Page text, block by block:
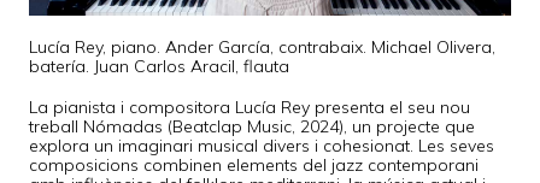
Lucía Rey, piano. Ander García, contrabaix. Michael Olivera,
batería. Juan Carlos Aracil, flauta
La pianista i compositora Lucía Rey presenta el seu nou
treball Nómadas (Beatclap Music, 2024), un projecte que
explora un imaginari musical divers i cohesionat. Les seves
composicions combinen elements del jazz contemporani